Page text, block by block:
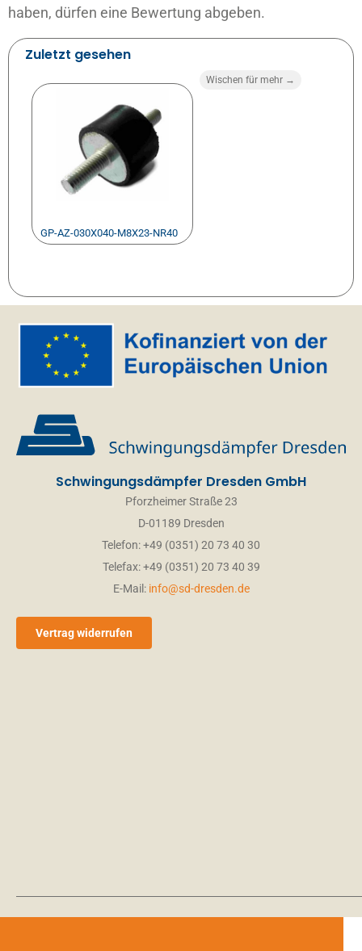
haben, dürfen eine Bewertung abgeben.
Zuletzt gesehen
Wischen für mehr →
GP-AZ-030X040-M8X23-NR40
Schwingungsdämpfer Dresden GmbH
Pforzheimer Straße 23
D-01189 Dresden
Telefon: +49 (0351) 20 73 40 30
Telefax: +49 (0351) 20 73 40 39
E-Mail: info@sd-dresden.de
Vertrag widerrufen